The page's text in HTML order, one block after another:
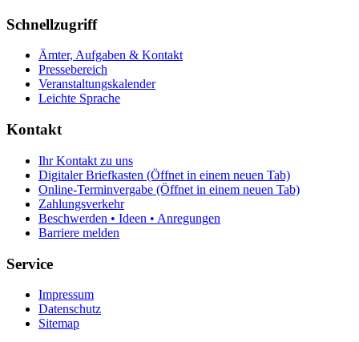
Schnellzugriff
Ämter, Aufgaben & Kontakt
Pressebereich
Veranstaltungskalender
Leichte Sprache
Kontakt
Ihr Kontakt zu uns
Digitaler Briefkasten (Öffnet in einem neuen Tab)
Online-Terminvergabe (Öffnet in einem neuen Tab)
Zahlungsverkehr
Beschwerden • Ideen • Anregungen
Barriere melden
Service
Impressum
Datenschutz
Sitemap